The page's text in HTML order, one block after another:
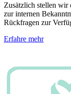
Zusätzlich stellen wir
zur internen
Rückfragen zur
Erfahre mehr